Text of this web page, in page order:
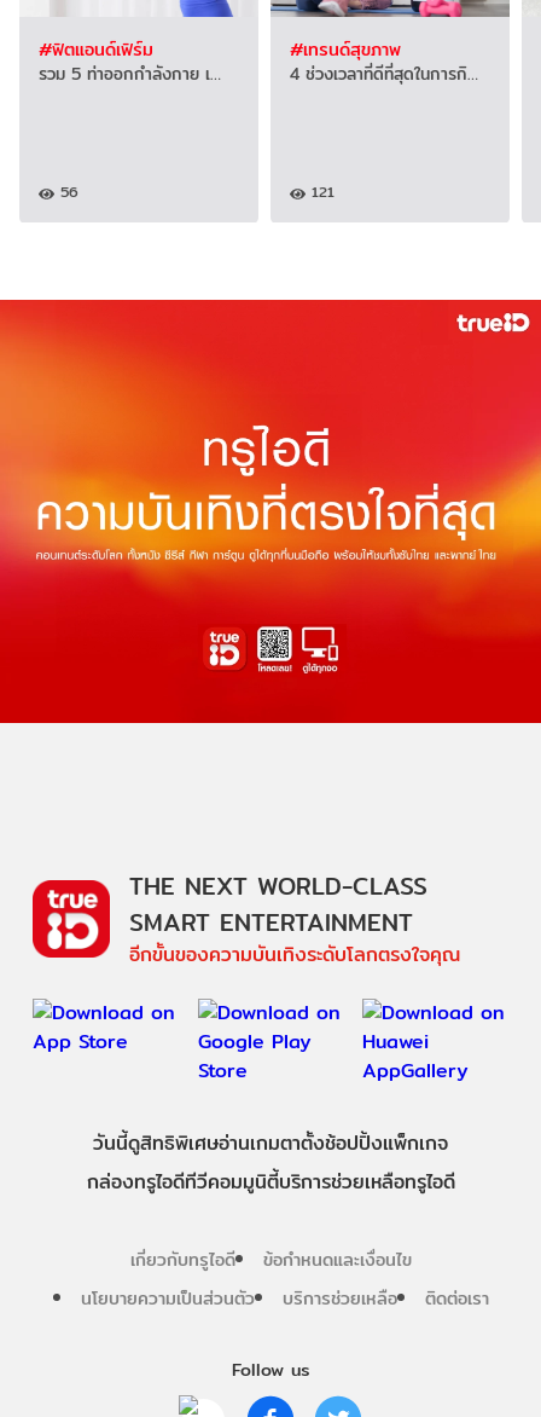
#ฟิตแอนด์เฟิร์ม
รวม 5 ท่าออกกำลังกาย เ…
56
#เทรนด์สุขภาพ
4 ช่วงเวลาที่ดีที่สุดในการกิ…
121
Follow us
THE NEXT WORLD-CLASS
SMART ENTERTAINMENT
อีกขั้นของความบันเทิงระดับโลกตรงใจคุณ
วันนี้ดูสิทธิพิเศษอ่านเกมตาตั้งช้อปปิ้งแพ็กเกจ
กล่องทรูไอดีทีวีคอมมูนิตี้บริการช่วยเหลือทรูไอดี
เกี่ยวกับทรูไอดี
ข้อกำหนดและเงื่อนไข
นโยบายความเป็นส่วนตัว
บริการช่วยเหลือ ติดต่อเรา